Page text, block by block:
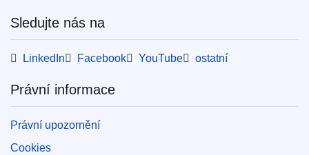
Sledujte nás na
LinkedIn Facebook YouTube ostatní
Právní informace
Právní upozornění
Cookies